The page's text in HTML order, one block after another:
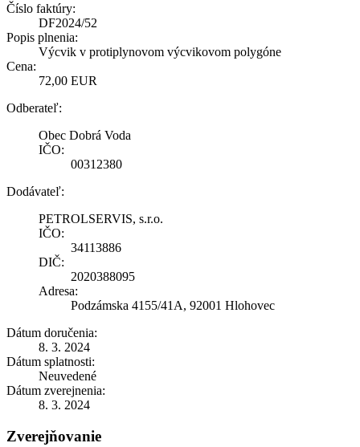
Číslo faktúry:
DF2024/52
Popis plnenia:
Výcvik v protiplynovom výcvikovom polygóne
Cena:
72,00 EUR
Odberateľ:
Obec Dobrá Voda
IČO:
00312380
Dodávateľ:
PETROLSERVIS, s.r.o.
IČO:
34113886
DIČ:
2020388095
Adresa:
Podzámska 4155/41A, 92001 Hlohovec
Dátum doručenia:
8. 3. 2024
Dátum splatnosti:
Neuvedené
Dátum zverejnenia:
8. 3. 2024
Zverejňovanie